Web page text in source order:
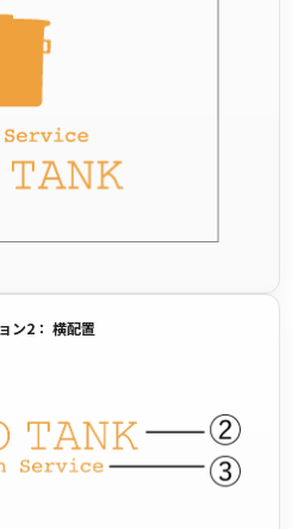
ン2： 横配置